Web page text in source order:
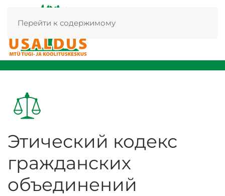
Перейти к содержимому
Этический кодекс
гражданских
объединений